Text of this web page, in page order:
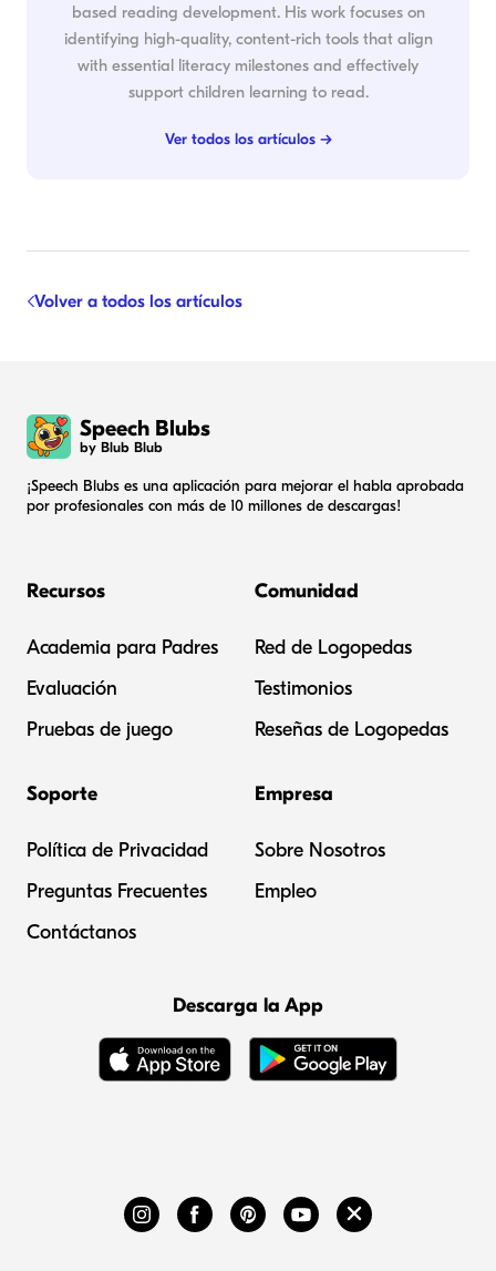
based reading development. His work focuses on
identifying high-quality, content-rich tools that align
with essential literacy milestones and effectively
support children learning to read.
Ver todos los artículos →
Volver a todos los artículos
Speech Blubs
by Blub Blub
¡Speech Blubs es una aplicación para mejorar el habla aprobada
por profesionales con más de 10 millones de descargas!
Recursos
Academia para Padres
Evaluación
Pruebas de juego
Comunidad
Red de Logopedas
Testimonios
Reseñas de Logopedas
Soporte
Política de Privacidad
Preguntas Frecuentes
Contáctanos
Empresa
Sobre Nosotros
Empleo
Descarga la App